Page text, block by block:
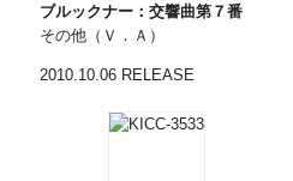
ブルックナー：交響曲第７番
その他（Ｖ．Ａ）
2010.10.06 RELEASE